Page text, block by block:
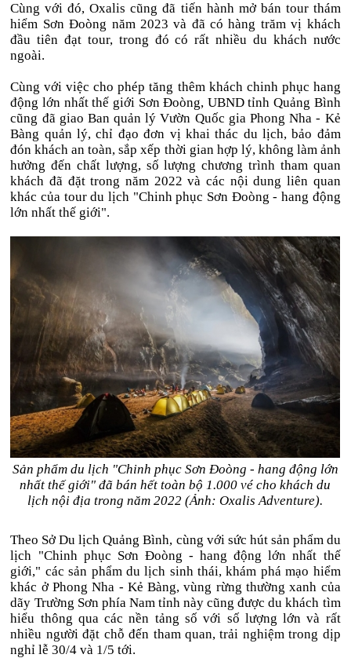
Cùng với đó, Oxalis cũng đã tiến hành mở bán tour thám
hiểm Sơn Đoòng năm 2023 và đã có hàng trăm vị khách
đầu tiên đạt tour, trong đó có rất nhiều du khách nước
ngoài.
Cùng với việc cho phép tăng thêm khách chinh phục hang
động lớn nhất thế giới Sơn Đoòng, UBND tỉnh Quảng Bình
cũng đã giao Ban quản lý Vườn Quốc gia Phong Nha - Kẻ
Bàng quản lý, chỉ đạo đơn vị khai thác du lịch, bảo đảm
đón khách an toàn, sắp xếp thời gian hợp lý, không làm ảnh
hưởng đến chất lượng, số lượng chương trình tham quan
khách đã đặt trong năm 2022 và các nội dung liên quan
khác của tour du lịch "Chinh phục Sơn Đoòng - hang động
lớn nhất thế giới".
Sản phẩm du lịch "Chinh phục Sơn Đoòng - hang động lớn
nhất thế giới" đã bán hết toàn bộ 1.000 vé cho khách du
lịch nội địa trong năm 2022 (Ảnh: Oxalis Adventure).
Theo Sở Du lịch Quảng Bình, cùng với sức hút sản phẩm du
lịch "Chinh phục Sơn Đoòng - hang động lớn nhất thế
giới," các sản phẩm du lịch sinh thái, khám phá mạo hiểm
khác ở Phong Nha - Kẻ Bàng, vùng rừng thường xanh của
dãy Trường Sơn phía Nam tỉnh này cũng được du khách tìm
hiểu thông qua các nền tảng số với số lượng lớn và rất
nhiều người đặt chỗ đến tham quan, trải nghiệm trong dịp
nghỉ lễ 30/4 và 1/5 tới.